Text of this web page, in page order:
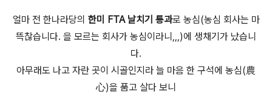
얼마 전 한나라당의 한미 FTA 날치기 통과로 농심(농심 회사는 마
뜩찮습니다. 을 모르는 회사가 농심이라니,,,)에 생채기가 났습니
다.
아무래도 나고 자란 곳이 시골인지라 늘 마음 한 구석에 농심(農
心)을 품고 살다 보니